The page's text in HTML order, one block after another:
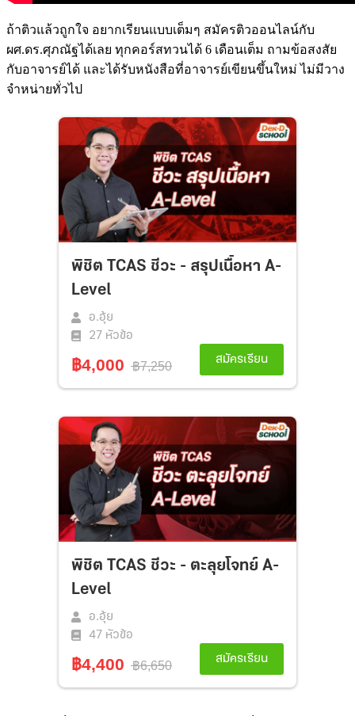
ถ้าติวแล้วถูกใจ อยากเรียนแบบเต็มๆ สมัครติวออนไลน์กับ
ผศ.ดร.ศุภณัฐได้เลย ทุกคอร์สทวนได้ 6 เดือนเต็ม ถามข้อสงสัย
กับอาจารย์ได้ และได้รับหนังสือที่อาจารย์เขียนขึ้นใหม่ ไม่มีวาง
จำหน่ายทั่วไป